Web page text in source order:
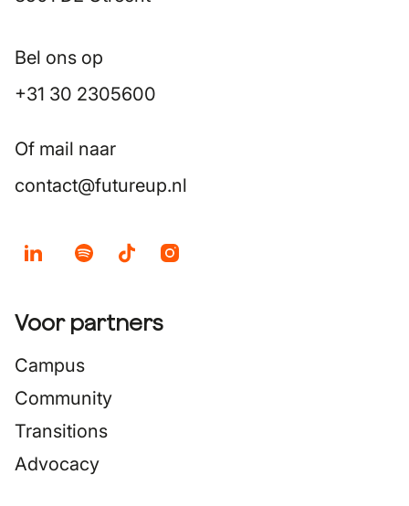
Bel ons op
+31 30 2305600
Of mail naar
contact@futureup.nl
Voor partners
Campus
Community
Transitions
Advocacy